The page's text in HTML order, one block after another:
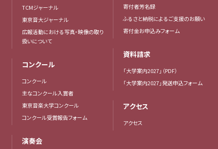
TCMジャーナル
東京音大ジャーナル
広報活動における写真・映像の取り
扱いについて
コンクール
コンクール
主なコンクール入賞者
東京音楽大学コンクール
コンクール受賞報告フォーム
演奏会
寄付者芳名録
ふるさと納税によるご支援のお願い
寄付金お申込みフォーム
資料請求
「大学案内2027」（PDF）
「大学案内2027」発送申込フォーム
アクセス
アクセス